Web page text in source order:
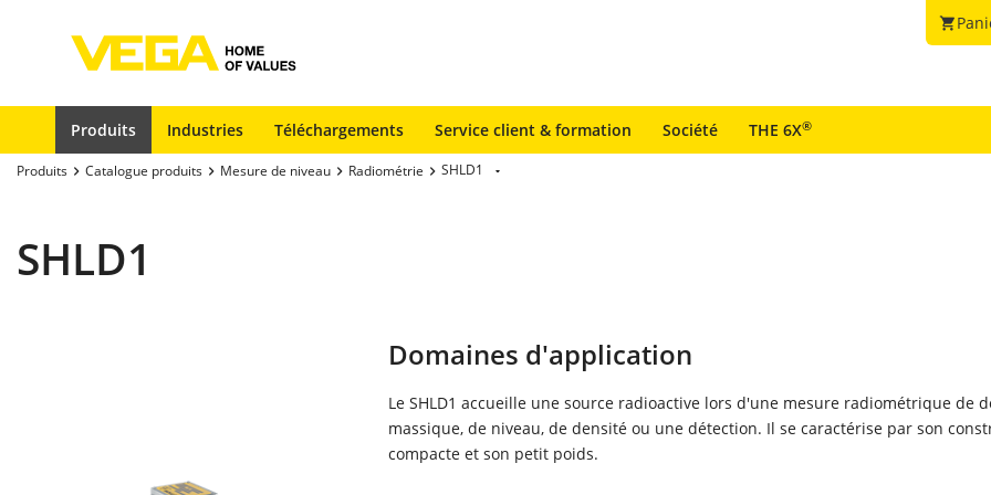
shopping_cart
Produits Industries Téléchargements Service client & formation Société THE 6X®
Produits Catalogue produits Mesure de niveau Radiométrie SHLD1
SHLD1
Domaines d'application
Le SHLD1 accueille une source radioactive lors d'une mesure radiométrique de
massique, de niveau, de densité ou une détection. Il se caractérise par son
compacte et son petit poids.